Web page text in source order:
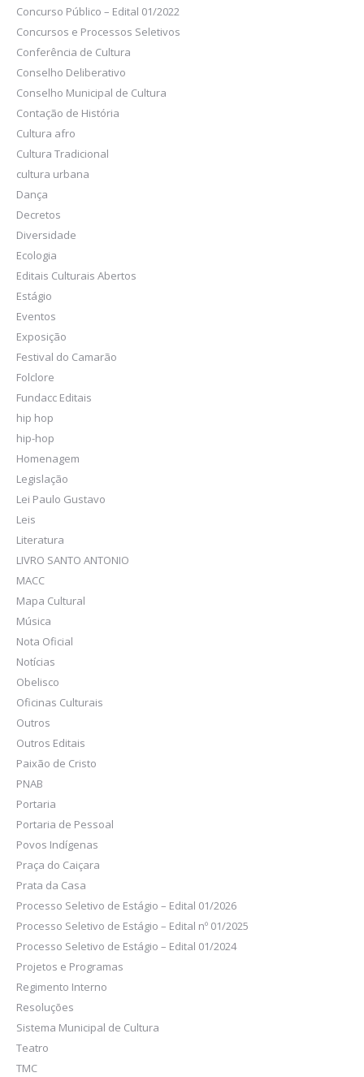
Concurso Público – Edital 01/2022
Concursos e Processos Seletivos
Conferência de Cultura
Conselho Deliberativo
Conselho Municipal de Cultura
Contação de História
Cultura afro
Cultura Tradicional
cultura urbana
Dança
Decretos
Diversidade
Ecologia
Editais Culturais Abertos
Estágio
Eventos
Exposição
Festival do Camarão
Folclore
Fundacc Editais
hip hop
hip-hop
Homenagem
Legislação
Lei Paulo Gustavo
Leis
Literatura
LIVRO SANTO ANTONIO
MACC
Mapa Cultural
Música
Nota Oficial
Notícias
Obelisco
Oficinas Culturais
Outros
Outros Editais
Paixão de Cristo
PNAB
Portaria
Portaria de Pessoal
Povos Indígenas
Praça do Caiçara
Prata da Casa
Processo Seletivo de Estágio – Edital 01/2026
Processo Seletivo de Estágio – Edital nº 01/2025
Processo Seletivo de Estágio – Edital 01/2024
Projetos e Programas
Regimento Interno
Resoluções
Sistema Municipal de Cultura
Teatro
TMC